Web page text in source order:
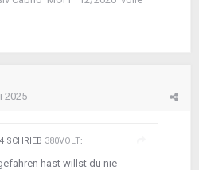
2025
SCHRIEB 380VOLT:
hast willst du nie